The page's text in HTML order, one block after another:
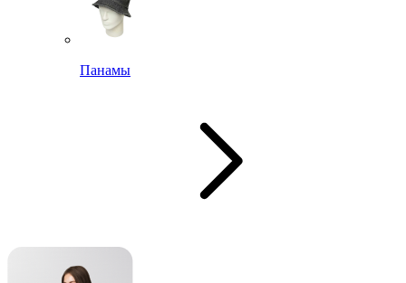
Панамы